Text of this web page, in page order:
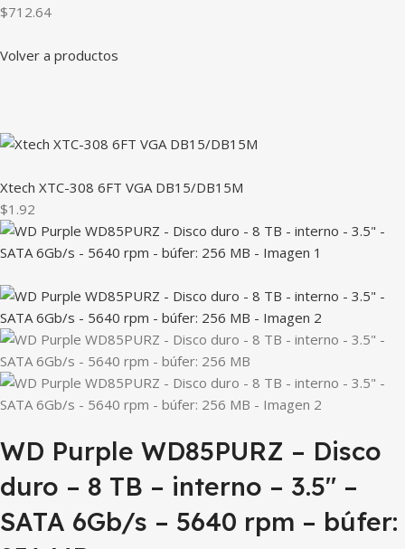
$712.64
Volver a productos
Xtech XTC-308 6FT VGA DB15/DB15M
$1.92
WD Purple WD85PURZ – Disco
duro – 8 TB – interno – 3.5″ –
SATA 6Gb/s – 5640 rpm – búfer: